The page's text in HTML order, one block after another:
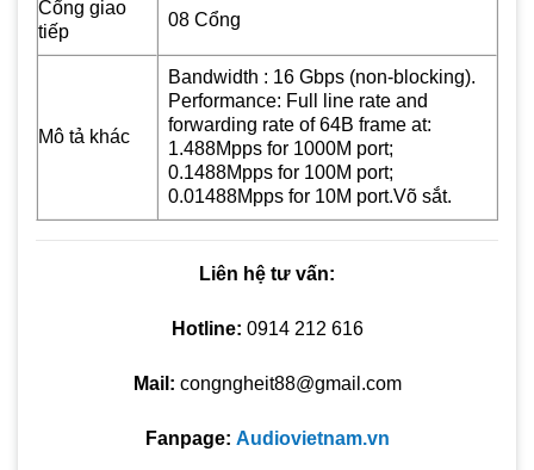
Cổng giao
tiếp
08 Cổng
Mô tả khác
Bandwidth : 16 Gbps (non-blocking).
Performance: Full line rate and
forwarding rate of 64B frame at:
1.488Mpps for 1000M port;
0.1488Mpps for 100M port;
0.01488Mpps for 10M port.Võ sắt.
Liên hệ tư vấn:
Hotline: 0914 212 616
Mail: congngheit88@gmail.com
Fanpage: Audiovietnam.vn